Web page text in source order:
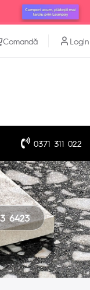
Comandă
0371 311 022
6423